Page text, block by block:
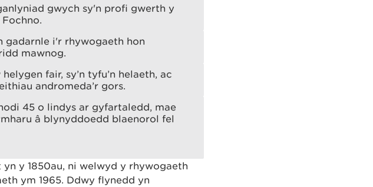
gwych sy'n profi gwerth y
gadarnle i'r rhywogaeth hon
mawnog.
fair, sy’n tyfu’n helaeth, ac
andromeda’r gors.
45 o lindys ar gyfartaledd, mae
â blynyddoedd blaenorol fel
y 1850au, ni welwyd y rhywogaeth
ym 1965. Ddwy flynedd yn